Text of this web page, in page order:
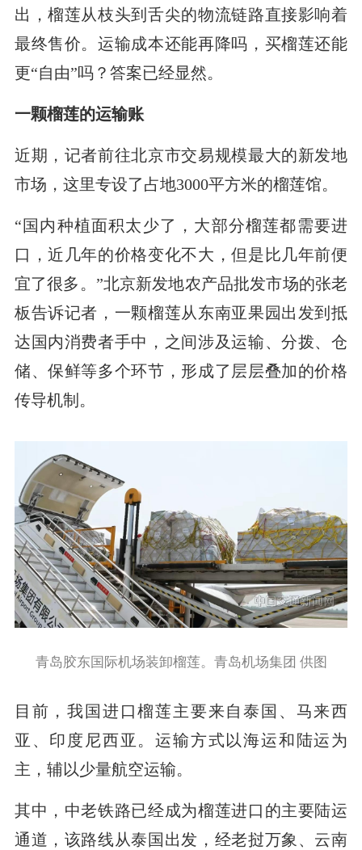
出，榴莲从枝头到舌尖的物流链路直接影响着
最终售价。运输成本还能再降吗，买榴莲还能
更“自由”吗？答案已经显然。
一颗榴莲的运输账
近期，记者前往北京市交易规模最大的新发地
市场，这里专设了占地3000平方米的榴莲馆。
“国内种植面积太少了，大部分榴莲都需要进
口，近几年的价格变化不大，但是比几年前便
宜了很多。”北京新发地农产品批发市场的张老
板告诉记者，一颗榴莲从东南亚果园出发到抵
达国内消费者手中，之间涉及运输、分拨、仓
储、保鲜等多个环节，形成了层层叠加的价格
传导机制。
青岛胶东国际机场装卸榴莲。青岛机场集团 供图
目前，我国进口榴莲主要来自泰国、马来西
亚、印度尼西亚。运输方式以海运和陆运为
主，辅以少量航空运输。
其中，中老铁路已经成为榴莲进口的主要陆运
通道，该路线从泰国出发，经老挝万象、云南